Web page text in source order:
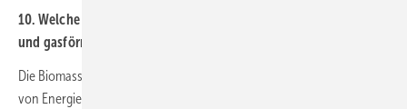
10. Welche Nachhaltigkeitskriterien halten Sie für flüssige, feste
und gasförmige Biomasse für erforderlich?
Die Biomassenutzung ist aufgrund des sehr hohen Flächenbedarfs
von Energiepflanzen in Wärme- und Stromanwendungen aus Kraft-